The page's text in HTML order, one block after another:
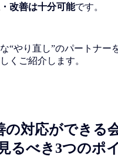
改善は十分可能です。
“やり直し”のパートナー
くご紹介します。
の対応ができる
るべき3つのポ